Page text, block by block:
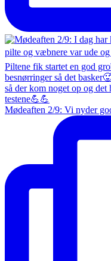
Mødeaften 2/9: Vi nyder